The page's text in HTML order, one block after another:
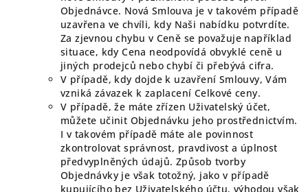
Objednávce. Nová Smlouva je v takovém případě
uzavřena ve chvíli, kdy Naši nabídku potvrdíte.
Za zjevnou chybu v Ceně se považuje například
situace, kdy Cena neodpovídá obvyklé ceně u
jiných prodejců nebo chybí či přebývá cifra.
V případě, kdy dojde k uzavření Smlouvy, Vám
vzniká závazek k zaplacení Celkové ceny.
V případě, že máte zřízen Uživatelský účet,
můžete učinit Objednávku jeho prostřednictvím.
I v takovém případě máte ale povinnost
zkontrolovat správnost, pravdivost a úplnost
předvyplněných údajů. Způsob tvorby
Objednávky je však totožný, jako v případě
kupujícího bez Uživatelského účtu, výhodou však